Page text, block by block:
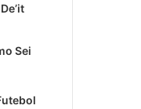
Sei